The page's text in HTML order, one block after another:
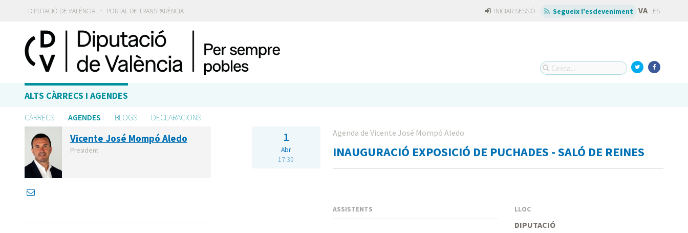
DIPUTACIÓ DE VALÈNCIA · PORTAL DE TRANSPARÈNCIA INICIAR SESSIÓ Segueix l'esdeveniment VA ES
ALTS CÀRRECS I AGENDES
CÀRRECS AGENDES BLOGS DECLARACIONS
Vicente José Mompó Aledo
President
1
Abr
17:30
Agenda de Vicente José Mompó Aledo
INAUGURACIÓ EXPOSICIÓ DE PUCHADES - SALÓ DE REINES
ASSISTENTS LLOC
DIPUTACIÓ